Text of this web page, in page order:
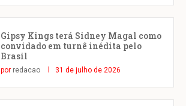
Gipsy Kings terá Sidney Magal como
convidado em turnê inédita pelo
Brasil
por redacao 31 de julho de 2026